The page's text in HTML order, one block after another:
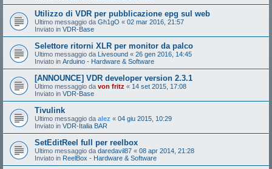
Utilizzo di VDR per pubblicazione epg sul web
Ultimo messaggio da Gh1gO « 02 mar 2016, 21:57
Inviato in VDR-Base
Selettore ritorni XLR per monitor da palco
Ultimo messaggio da Livesound « 26 gen 2016, 14:45
Inviato in Arduino - Hardware & Software
[ANNOUNCE] VDR developer version 2.3.1
Ultimo messaggio da von fritz « 14 set 2015, 17:08
Inviato in VDR-Base
Tivulink
Ultimo messaggio da alez « 04 giu 2015, 10:29
Inviato in VDR-Italia BAR
SetEditReel full per reelbox
Ultimo messaggio da daredavil87 « 08 apr 2014, 21:28
Inviato in ReelBox - Hardware & Software